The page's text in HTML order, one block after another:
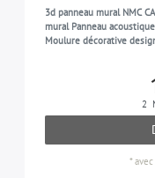
3d panneau mural NMC
mural Panneau
Moulure décorative
2
*avec